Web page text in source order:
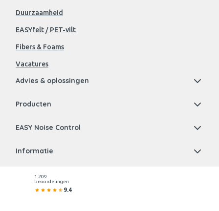
Duurzaamheid
EASYfelt / PET-vilt
Fibers & Foams
Vacatures
Advies & oplossingen
Producten
EASY Noise Control
Informatie
1.209
beoordelingen
9.4